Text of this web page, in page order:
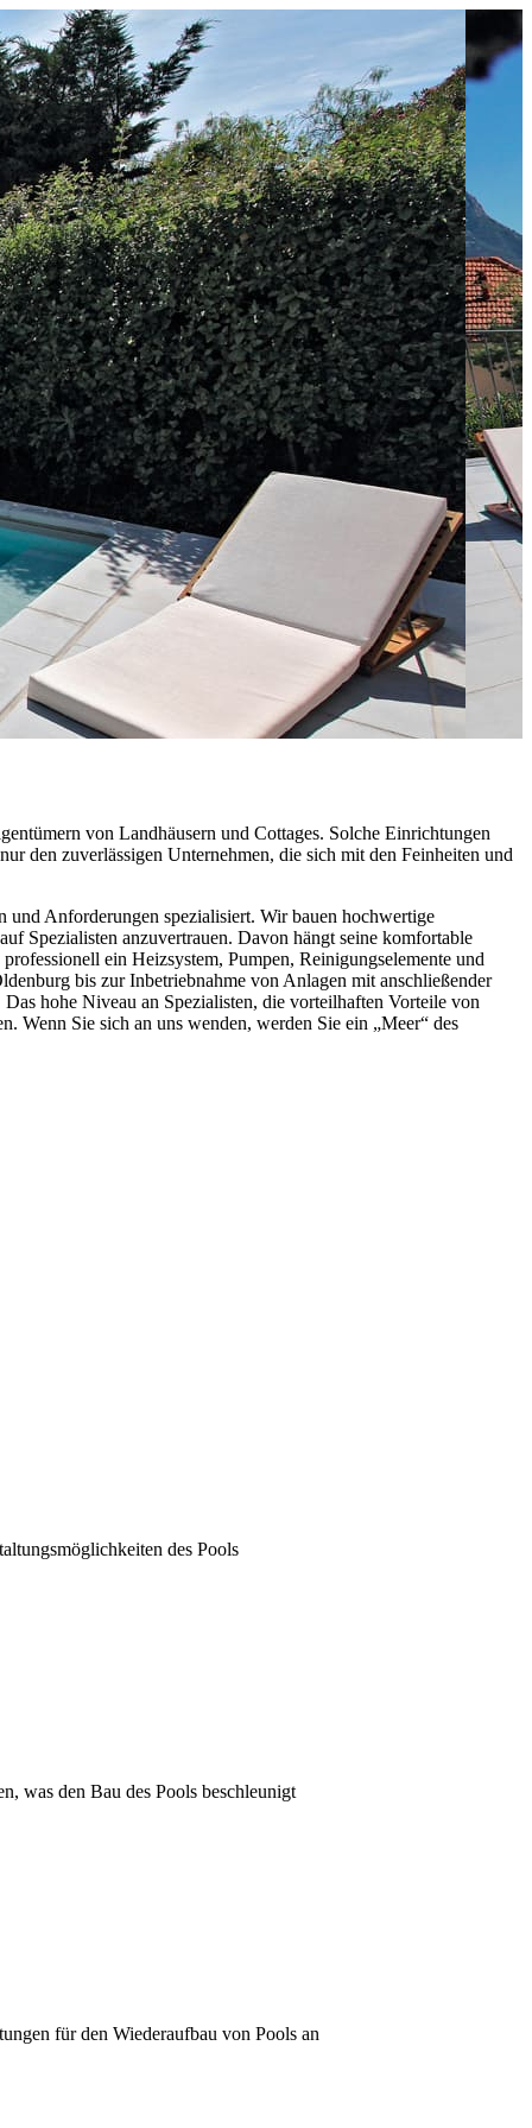
von Landhäusern und Cottages. Solche Einrichtungen
den zuverlässigen Unternehmen, die sich mit den Feinheiten und
und Anforderungen spezialisiert. Wir bauen hochwertige
Spezialisten anzuvertrauen. Davon hängt seine komfortable
ein Heizsystem, Pumpen, Reinigungselemente und
bis zur Inbetriebnahme von Anlagen mit anschließender
hohe Niveau an Spezialisten, die vorteilhaften Vorteile von
Wenn Sie sich an uns wenden, werden Sie ein „Meer“ des
des Pools
was den Bau des Pools beschleunigt
für den Wiederaufbau von Pools an